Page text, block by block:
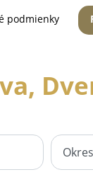
podmienky